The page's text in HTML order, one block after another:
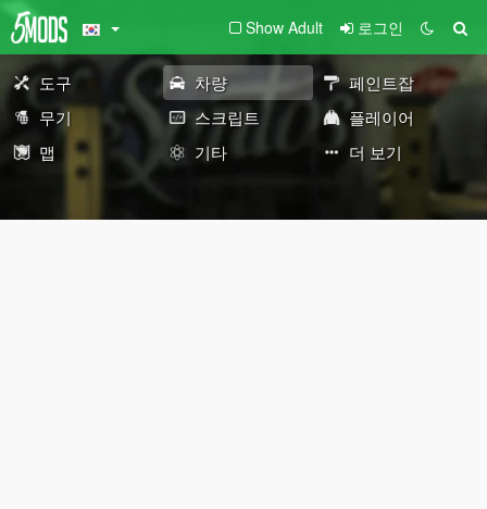
Show Adult 로그인
도구 차량
페인트잡
무기
스크립트
플레이어
맵
기타 더 보기